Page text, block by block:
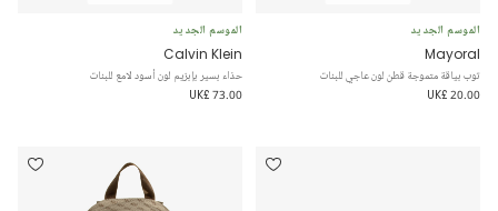
الموسم الجديد
Mayoral
توب بياقة متموجة قطن لون عاجي للبنات
UK£ 20.00
الموسم الجديد
Calvin Klein
حذاء بسير بإبزيم لون أسود لامع للبنات
UK£ 73.00